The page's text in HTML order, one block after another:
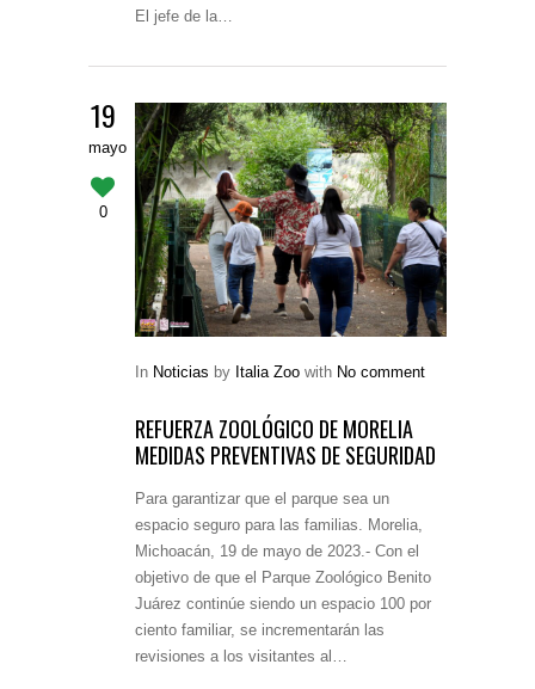
El jefe de la…
19
mayo
0
In Noticias by Italia Zoo with No comment
REFUERZA ZOOLÓGICO DE MORELIA
MEDIDAS PREVENTIVAS DE SEGURIDAD
Para garantizar que el parque sea un
espacio seguro para las familias. Morelia,
Michoacán, 19 de mayo de 2023.- Con el
objetivo de que el Parque Zoológico Benito
Juárez continúe siendo un espacio 100 por
ciento familiar, se incrementarán las
revisiones a los visitantes al…